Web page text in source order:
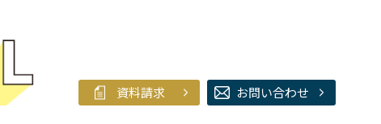
資料請求 お問い合わせ